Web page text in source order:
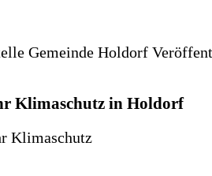
Gemeinde Holdorf
Klimaschutz in Holdorf